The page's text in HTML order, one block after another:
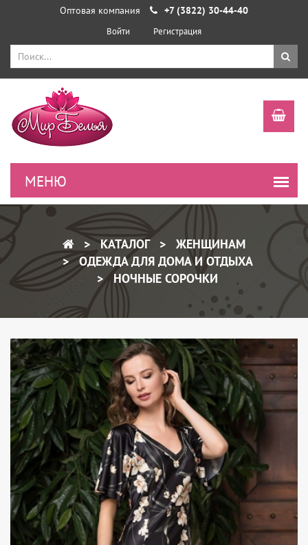
Оптовая компания +7 (3822) 30-44-40
Войти Регистрация
КАТАЛОГ
ЖЕНЩИНАМ
ОДЕЖДА ДЛЯ ДОМА И ОТДЫХА
НОЧНЫЕ СОРОЧКИ